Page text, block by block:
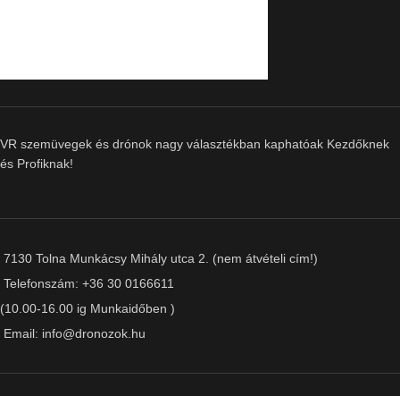
VR szemüvegek és drónok nagy választékban kaphatóak Kezdőknek
és Profiknak!
7130 Tolna Munkácsy Mihály utca 2. (nem átvételi cím!)
Telefonszám: +36 30 0166611
(10.00-16.00 ig Munkaidőben )
Email: info@dronozok.hu